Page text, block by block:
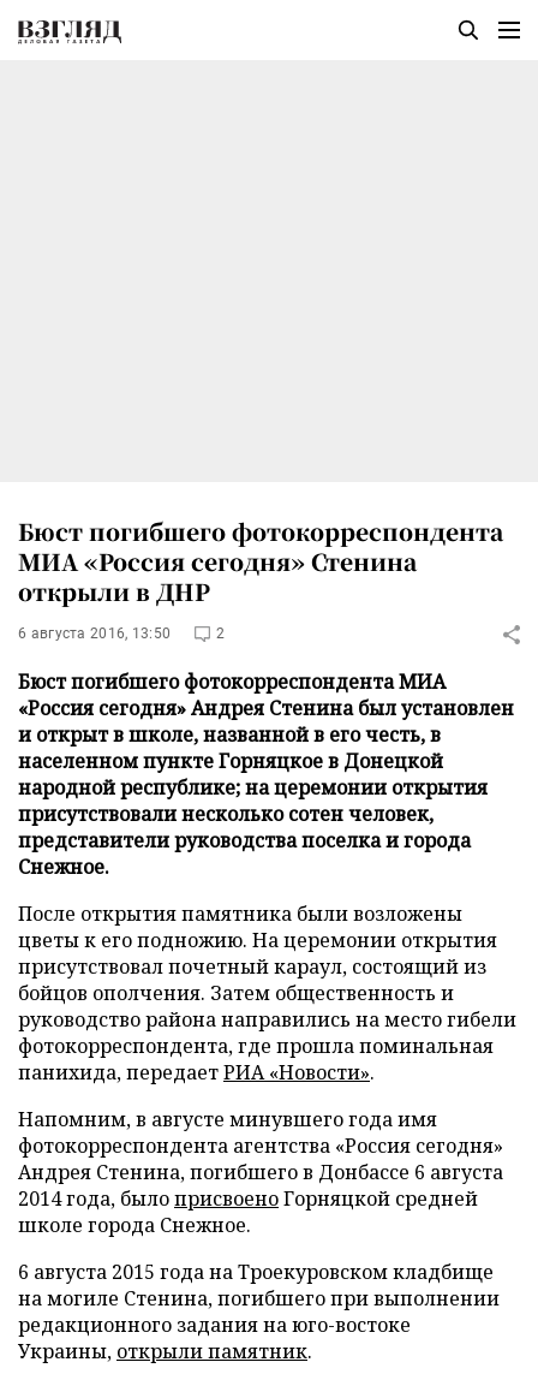
Бюст погибшего фотокорреспондента
МИА «Россия сегодня» Стенина
открыли в ДНР
6 августа 2016, 13:50 2
Бюст погибшего фотокорреспондента МИА
«Россия сегодня» Андрея Стенина был установлен
и открыт в школе, названной в его честь, в
населенном пункте Горняцкое в Донецкой
народной республике; на церемонии открытия
присутствовали несколько сотен человек,
представители руководства поселка и города
Снежное.
После открытия памятника были возложены
цветы к его подножию. На церемонии открытия
присутствовал почетный караул, состоящий из
бойцов ополчения. Затем общественность и
руководство района направились на место гибели
фотокорреспондента, где прошла поминальная
панихида, передаетРИА «Новости».
Напомним, в августе минувшего года имя
фотокорреспондента агентства «Россия сегодня»
Андрея Стенина, погибшего в Донбассе 6 августа
2014 года, былоприсвоеноГорняцкой средней
школе города Снежное.
6 августа 2015 года на Троекуровском кладбище
на могиле Стенина, погибшего при выполнении
редакционного задания на юго-востоке
Украины, открыли памятник.